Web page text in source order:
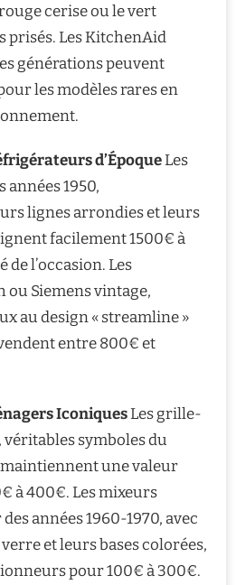
cerise ou le vert
prisés. Les KitchenAid
générations peuvent
les modèles rares en
d’ÉpoqueLes
années 1950,
lignes arrondies et leurs
facilement 1500€ à
l’occasion. Les
Siemens vintage,
au design « streamline »
entre 800€ et
IconiquesLes grille-
symboles du
une valeur
à 400€. Les mixeurs
années 1960-1970, avec
et leurs bases colorées,
pour 100€ à 300€.